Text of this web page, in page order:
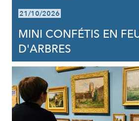
21/10/2026
MINI CONFÉTIS EN
D'ARBRES